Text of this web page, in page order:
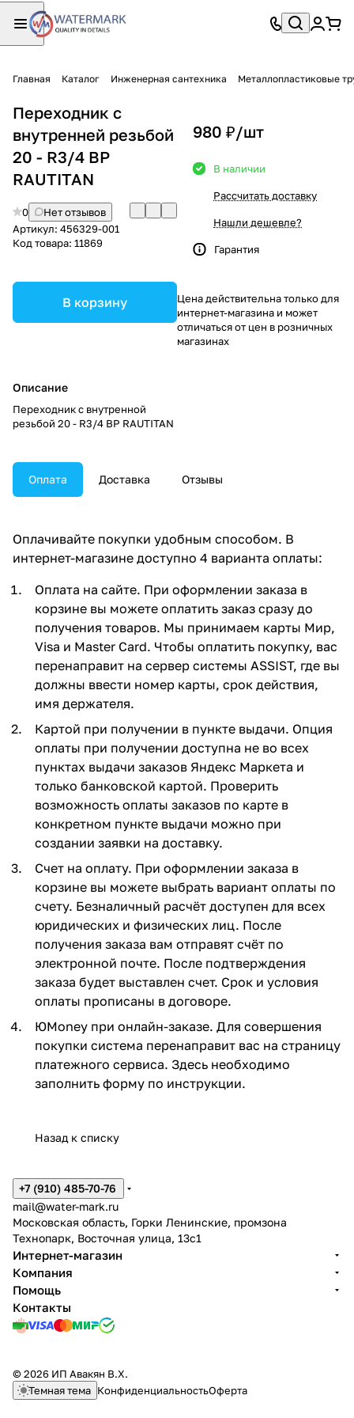
Главная Каталог Инженерная сантехника Металлопластиковые
Переходник c
внутренней резьбой
20 - R3/4 ВР
RAUTITAN
0
Нет отзывов
Артикул: 456329-001
Код товара: 11869
В корзину
Описание
Переходник c внутренной
резьбой 20 - R3/4 ВР RAUTITAN
980 ₽/шт
В наличии
Рассчитать доставку
Нашли дешевле?
Гарантия
Цена действительна только для
интернет-магазина и может
отличаться от цен в розничных
магазинах
Оплата Доставка Отзывы
Оплачивайте покупки удобным способом. В
интернет-магазине доступно 4 варианта оплаты:
Оплата на сайте. При оформлении заказа в
корзине вы можете оплатить заказ сразу до
получения товаров. Мы принимаем карты Мир,
Visa и Master Card. Чтобы оплатить покупку, вас
перенаправит на сервер системы ASSIST, где вы
должны ввести номер карты, срок действия,
имя держателя.
Картой при получении в пункте выдачи. Опция
оплаты при получении доступна не во всех
пунктах выдачи заказов Яндекс Маркета и
только банковской картой. Проверить
возможность оплаты заказов по карте в
конкретном пункте выдачи можно при
создании заявки на доставку.
Счет на оплату. При оформлении заказа в
корзине вы можете выбрать вариант оплаты по
счету. Безналичный расчёт доступен для всех
юридических и физических лиц. После
получения заказа вам отправят счёт по
электронной почте. После подтверждения
заказа будет выставлен счет. Срок и условия
оплаты прописаны в договоре.
ЮMoney при онлайн-заказе. Для совершения
покупки система перенаправит вас на страницу
платежного сервиса. Здесь необходимо
заполнить форму по инструкции.
Назад к списку
+7 (910) 485-70-76
mail@water-mark.ru
Московская область, Горки Ленинские, промзона
Технопарк, Восточная улица, 13с1
Интернет-магазин
Компания
Помощь
Контакты
© 2026 ИП Авакян В.Х.
Темная тема КонфиденциальностьОферта